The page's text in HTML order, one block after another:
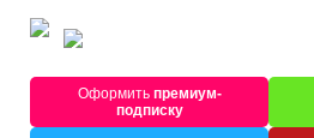
Оформитьпремиум-
подписку